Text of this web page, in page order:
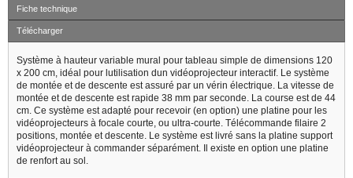
Fiche technique
Télécharger
Système à hauteur variable mural pour tableau simple de dimensions 120
x 200 cm, idéal pour lutilisation dun vidéoprojecteur interactif. Le système
de montée et de descente est assuré par un vérin électrique. La vitesse de
montée et de descente est rapide 38 mm par seconde. La course est de 44
cm. Ce système est adapté pour recevoir (en option) une platine pour les
vidéoprojecteurs à focale courte, ou ultra-courte. Télécommande filaire 2
positions, montée et descente. Le système est livré sans la platine support
vidéoprojecteur à commander séparément. Il existe en option une platine
de renfort au sol.